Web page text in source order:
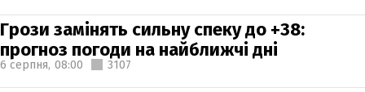
Грози замінять сильну спеку до +38:
прогноз погоди на найближчі дні
6 серпня, 08:00 3107